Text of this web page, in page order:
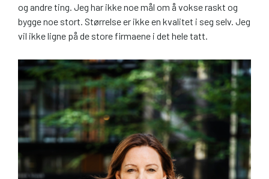
og andre ting. Jeg har ikke noe mål om å vokse raskt og
bygge noe stort. Størrelse er ikke en kvalitet i seg selv. Jeg
vil ikke ligne på de store firmaene i det hele tatt.